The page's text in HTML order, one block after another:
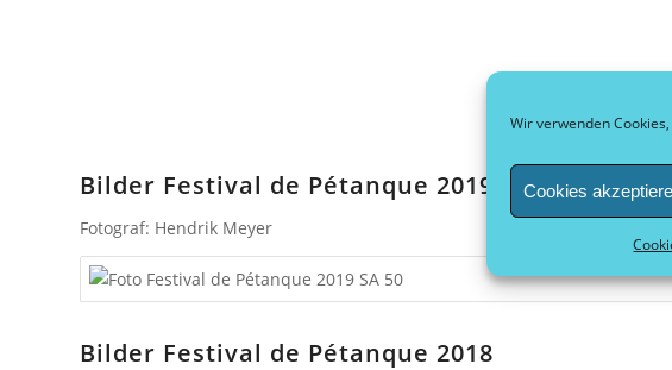
Wir verwenden
Cookies
Bilder Festival de Pétanque 2019
Fotograf: Hendrik Meyer
Bilder Festival de Pétanque 2018